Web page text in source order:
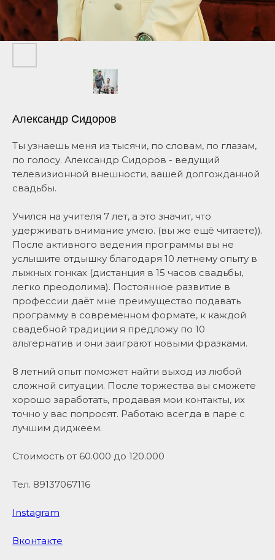
Александр Сидоров
Ты узнаешь меня из тысячи, по словам, по глазам,
по голосу. Александр Сидоров - ведущий
телевизионной внешности, вашей долгожданной
свадьбы.
Учился на учителя 7 лет, а это значит, что
удерживать внимание умею. (вы же ещё читаете)).
После активного ведения программы вы не
услышите отдышку благодаря 10 летнему опыту в
лыжных гонках (дистанция в 15 часов свадьбы,
легко преодолима). Постоянное развитие в
профессии даёт мне преимущество подавать
программу в современном формате, к каждой
свадебной традиции я предложу по 10
альтернатив и они заиграют новыми фразками.
8 летний опыт поможет найти выход из любой
сложной ситуации. После торжества вы сможете
хорошо заработать, продавая мои контакты, их
точно у вас попросят. Работаю всегда в паре с
лучшим диджеем.
Стоимость от 60.000 до 120.000
Тел. 89137067116
Instagram
Вконтакте